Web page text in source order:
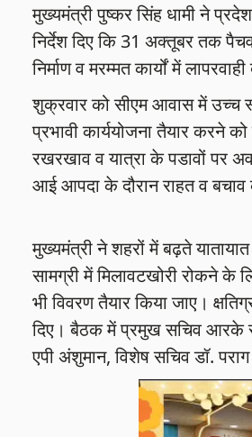
मुख्यमंत्री पुष्कर सिंह धामी ने
निर्देश दिए कि 31 अक्तूबर तक
निर्माण व मरम्मत कार्यों में
शुक्रवार को सीएम आवास में उच्च
प्रभावी कार्ययोजना तैयार करने
रखरखाव व यात्रा के पडावों पर
आई आपदा के दौरान राहत व बचाव
मुख्यमंत्री ने शहरों में बढ़ते
सामग्री में मिलावटखोरी रोकने के
भी विवरण तैयार किया जाए।
दिए। बैठक में प्रमुख सचिव आरके
एपी अंशुमान, विशेष सचिव डॉ.